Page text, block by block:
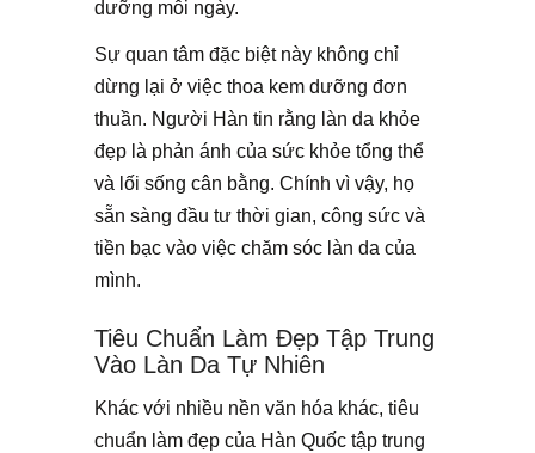
dưỡng mỗi ngày.
Sự quan tâm đặc biệt này không chỉ
dừng lại ở việc thoa kem dưỡng đơn
thuần. Người Hàn tin rằng làn da khỏe
đẹp là phản ánh của sức khỏe tổng thể
và lối sống cân bằng. Chính vì vậy, họ
sẵn sàng đầu tư thời gian, công sức và
tiền bạc vào việc chăm sóc làn da của
mình.
Tiêu Chuẩn Làm Đẹp Tập Trung
Vào Làn Da Tự Nhiên
Khác với nhiều nền văn hóa khác, tiêu
chuẩn làm đẹp của Hàn Quốc tập trung